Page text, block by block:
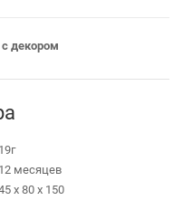
декором
19г
12 месяцев
х 80 х 150